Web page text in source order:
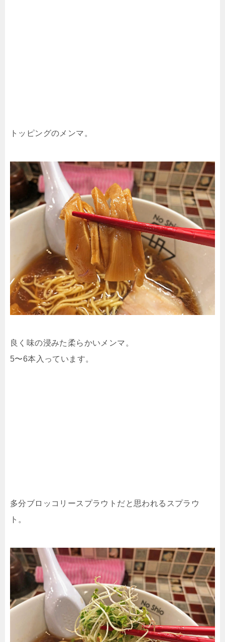
トッピングのメンマ。
良く味の浸みた柔らかいメンマ。
5〜6本入っています。
多分ブロッコリースプラウトだと思われるスプラウ
ト。